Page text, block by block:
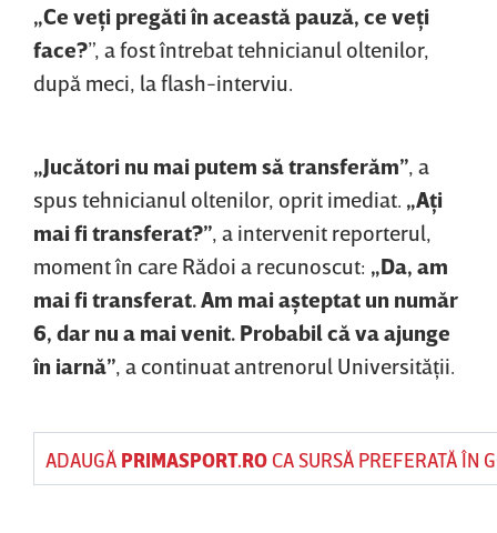
„Ce veţi pregăti în această pauză, ce veţi
face?”, a fost întrebat tehnicianul oltenilor,
după meci, la flash-interviu.
„Jucători nu mai putem să transferăm” , a
spus tehnicianul oltenilor, oprit imediat. „Aţi
mai fi transferat?” , a intervenit reporterul,
moment în care Rădoi a recunoscut: „Da, am
mai fi transferat. Am mai aşteptat un număr
6, dar nu a mai venit. Probabil că va ajunge
în iarnă” , a continuat antrenorul Universităţii.
ADAUGĂ PRIMASPORT.ROCA SURSĂ PREFERATĂ ÎN